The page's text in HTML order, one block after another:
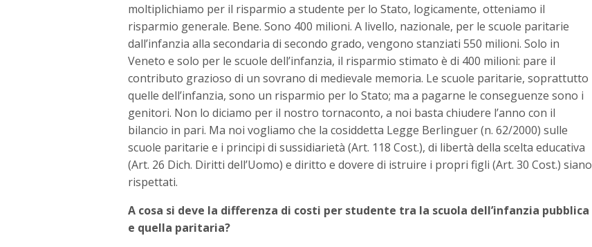
moltiplichiamo per il risparmio a studente per lo Stato, logicamente, otteniamo il
risparmio generale. Bene. Sono 400 milioni. A livello, nazionale, per le scuole paritarie
dall’infanzia alla secondaria di secondo grado, vengono stanziati 550 milioni. Solo in
Veneto e solo per le scuole dell’infanzia, il risparmio stimato è di 400 milioni: pare il
contributo grazioso di un sovrano di medievale memoria. Le scuole paritarie, soprattutto
quelle dell’infanzia, sono un risparmio per lo Stato; ma a pagarne le conseguenze sono i
genitori. Non lo diciamo per il nostro tornaconto, a noi basta chiudere l’anno con il
bilancio in pari. Ma noi vogliamo che la cosiddetta Legge Berlinguer (n. 62/2000) sulle
scuole paritarie e i principi di sussidiarietà (Art. 118 Cost.), di libertà della scelta educativa
(Art. 26 Dich. Diritti dell’Uomo) e diritto e dovere di istruire i propri figli (Art. 30 Cost.) siano
rispettati.
A cosa si deve la differenza di costi per studente tra la scuola dell’infanzia pubblica
e quella paritaria?